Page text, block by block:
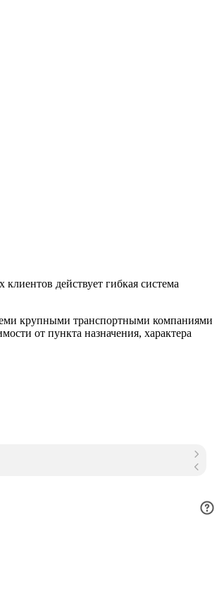
действует гибкая система
крупными транспортными компаниями
от пункта назначения, характера